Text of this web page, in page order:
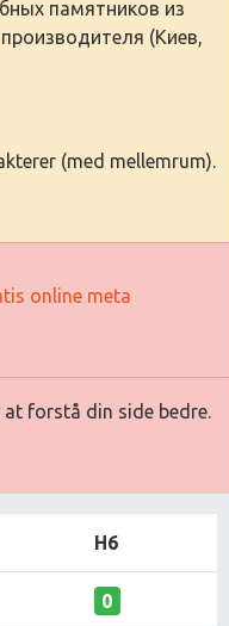
памятников из
(Киев,
(med mellemrum).
online meta
at forstå din side bedre.
H6
0